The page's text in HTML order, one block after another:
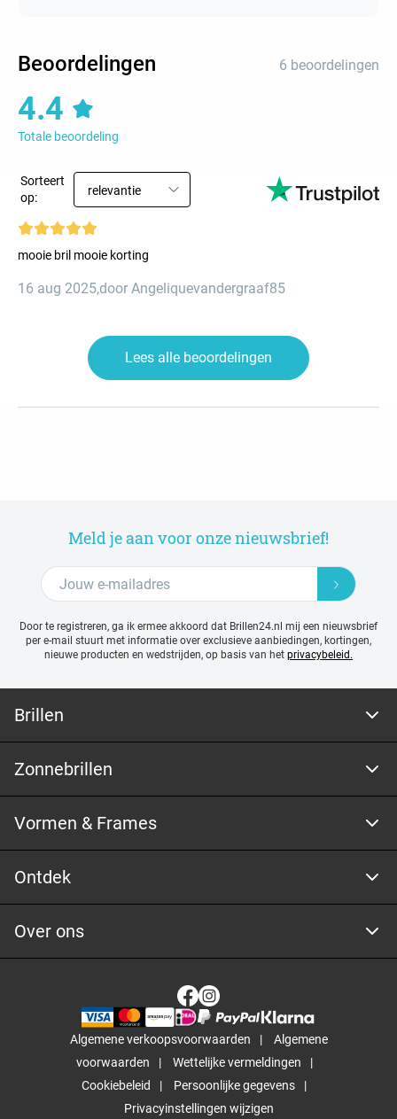
Beoordelingen 6 beoordelingen
4.4
Totale beoordeling
Sorteert
op:
relevantie
mooie bril mooie korting
16 aug 2025,door Angeliquevandergraaf85
Lees alle beoordelingen
Meld je aan voor onze nieuwsbrief!
Door te registreren, ga ik ermee akkoord dat Brillen24.nl mij een nieuwsbrief
per e-mail stuurt met informatie over exclusieve aanbiedingen, kortingen,
nieuwe producten en wedstrijden, op basis van het privacybeleid.
Brillen
Zonnebrillen
Vormen & Frames
Ontdek
Over ons
Algemene verkoopsvoorwaarden
Algemene
voorwaarden
Wettelijke vermeldingen
Cookiebeleid
Persoonlijke gegevens
Privacyinstellingen wijzigen